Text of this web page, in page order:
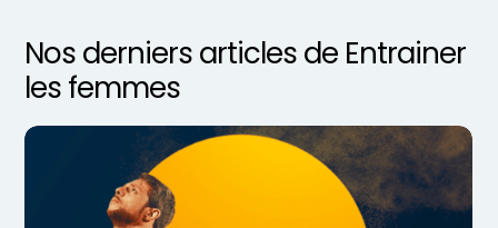
Nos derniers articles de Entrainer
les femmes